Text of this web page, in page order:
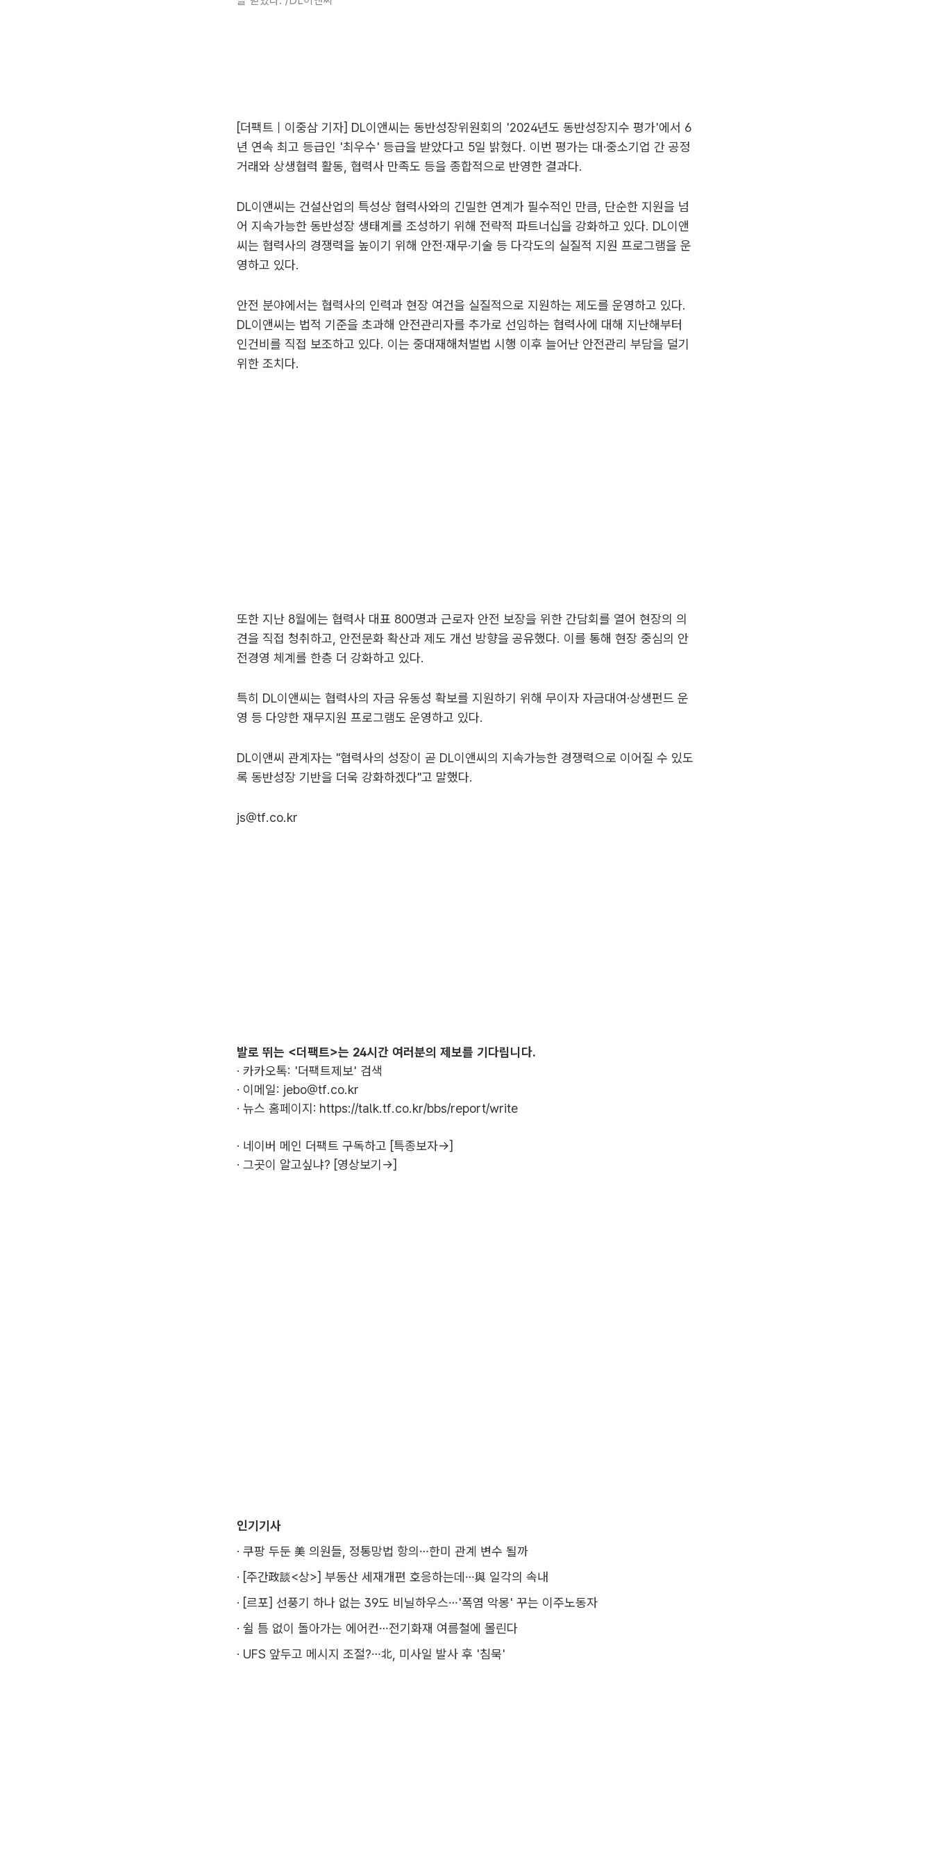
[더팩트｜이중삼 기자] DL이앤씨는 동반성장위원회의 '2024년도 동반성장지수 평가'에서 6
년 연속 최고 등급인 '최우수' 등급을 받았다고 5일 밝혔다. 이번 평가는 대·중소기업 간 공정
거래와 상생협력 활동, 협력사 만족도 등을 종합적으로 반영한 결과다.
DL이앤씨는 건설산업의 특성상 협력사와의 긴밀한 연계가 필수적인 만큼, 단순한 지원을 넘
어 지속가능한 동반성장 생태계를 조성하기 위해 전략적 파트너십을 강화하고 있다. DL이앤
씨는 협력사의 경쟁력을 높이기 위해 안전·재무·기술 등 다각도의 실질적 지원 프로그램을 운
영하고 있다.
안전 분야에서는 협력사의 인력과 현장 여건을 실질적으로 지원하는 제도를 운영하고 있다.
DL이앤씨는 법적 기준을 초과해 안전관리자를 추가로 선임하는 협력사에 대해 지난해부터
인건비를 직접 보조하고 있다. 이는 중대재해처벌법 시행 이후 늘어난 안전관리 부담을 덜기
위한 조치다.
또한 지난 8월에는 협력사 대표 800명과 근로자 안전 보장을 위한 간담회를 열어 현장의 의
견을 직접 청취하고, 안전문화 확산과 제도 개선 방향을 공유했다. 이를 통해 현장 중심의 안
전경영 체계를 한층 더 강화하고 있다.
특히 DL이앤씨는 협력사의 자금 유동성 확보를 지원하기 위해 무이자 자금대여·상생펀드 운
영 등 다양한 재무지원 프로그램도 운영하고 있다.
DL이앤씨 관계자는 "협력사의 성장이 곧 DL이앤씨의 지속가능한 경쟁력으로 이어질 수 있도
록 동반성장 기반을 더욱 강화하겠다"고 말했다.
js@tf.co.kr
발로 뛰는 <더팩트>는 24시간 여러분의 제보를 기다립니다.
· 카카오톡: '더팩트제보' 검색
· 이메일: jebo@tf.co.kr
· 뉴스 홈페이지: https://talk.tf.co.kr/bbs/report/write
· 네이버 메인 더팩트 구독하고 [특종보자→]
· 그곳이 알고싶냐? [영상보기→]
인기기사
· 쿠팡 두둔 美 의원들, 정통망법 항의…한미 관계 변수 될까
· [주간政談<상>] 부동산 세재개편 호응하는데…與 일각의 속내
· [르포] 선풍기 하나 없는 39도 비닐하우스…'폭염 악몽' 꾸는 이주노동자
· 쉴 틈 없이 돌아가는 에어컨…전기화재 여름철에 몰린다
· UFS 앞두고 메시지 조절?…北, 미사일 발사 후 '침묵'